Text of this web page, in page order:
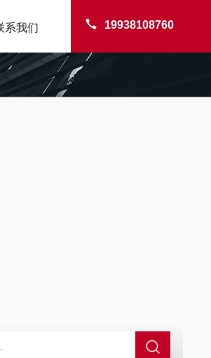
19938108760
系我们
24LE美国里奇 RIDGID 管线定位仪带GPS